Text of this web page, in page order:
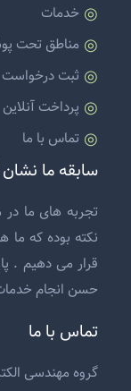
خدمات
مناطق تحت
ثبت
پرداخت آنلاین
تماس با ما
سابقه ما
تجربه های ما
نکته بوده که
قرار می دهیم .
حسن انجام
تماس با ما
گروه مهندسی